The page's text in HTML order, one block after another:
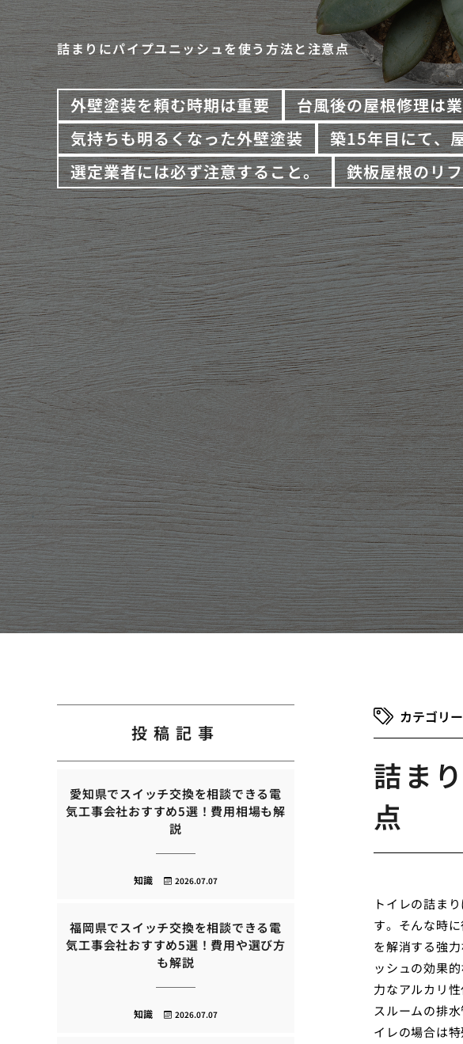
詰まりにパイプユニッシュを使う方法と注意点
外壁塗装を頼む時期は重要 台風後の屋根修理は
気持ちも明るくなった外壁塗装
築15年目にて、
選定業者には必ず注意すること。
鉄板屋根のリ
詰ま
点
トイレの詰ま
す。そんな時
を解消する強
ッシュの効果
力なアルカリ
スルームの排
イレの場合は
投稿記事
愛知県でスイッチ交換を相談できる電
気工事会社おすすめ5選！費用相場も解
説
2026.07.07
知識
福岡県でスイッチ交換を相談できる電
気工事会社おすすめ5選！費用や選び方
も解説
2026.07.07
知識